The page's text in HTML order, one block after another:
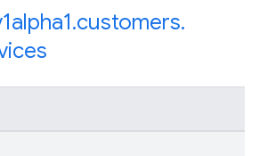
.customers.